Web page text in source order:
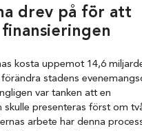
drev på för att
finansieringen
kosta uppemot 14,6
stadens
var tanken att en
skulle presenteras först om
arbete har denna